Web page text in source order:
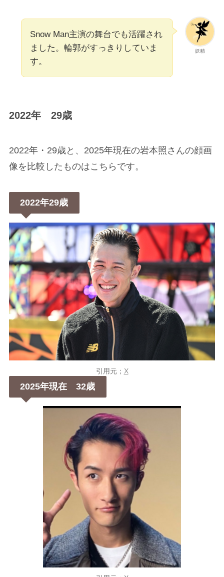
妖精
Snow Man主演の舞台でも活躍され
ました。輪郭がすっきりしていま
す。
2022年 29歳
2022年・29歳と、2025年現在の岩本照さんの顔画
像を比較したものはこちらです。
2022年29歳
引用元； X
2025年現在 32歳